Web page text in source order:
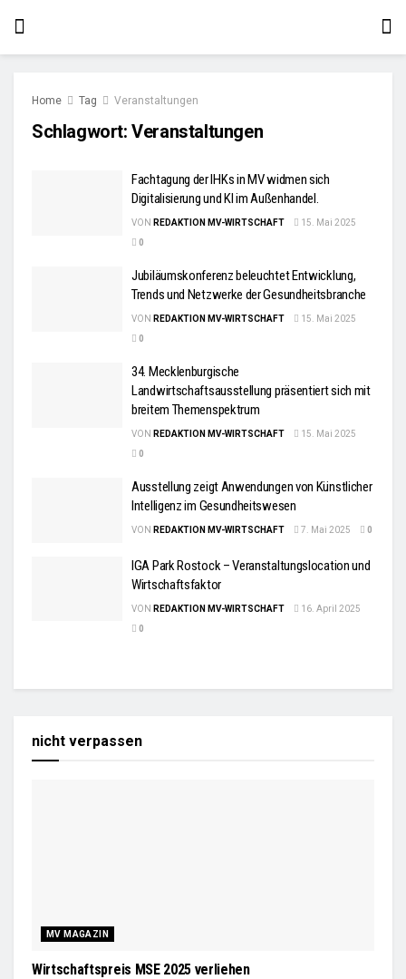
Home Tag Veranstaltungen
Schlagwort:Veranstaltungen
Fachtagung der IHKs in MV widmen sich
Digitalisierung und KI im Außenhandel.
VON REDAKTION MV-WIRTSCHAFT
15. Mai 2025
0
Jubiläumskonferenz beleuchtet Entwicklung,
Trends und Netzwerke der Gesundheitsbranche
VON REDAKTION MV-WIRTSCHAFT
15. Mai 2025
0
34. Mecklenburgische
Landwirtschaftsausstellung präsentiert sich mit
breitem Themenspektrum
VON REDAKTION MV-WIRTSCHAFT
15. Mai 2025
0
Ausstellung zeigt Anwendungen von Künstlicher
Intelligenz im Gesundheitswesen
VON REDAKTION MV-WIRTSCHAFT 7. Mai 2025 0
IGA Park Rostock – Veranstaltungslocation und
Wirtschaftsfaktor
VON REDAKTION MV-WIRTSCHAFT
16. April 2025
0
nicht verpassen
MV MAGAZIN
Wirtschaftspreis MSE 2025 verliehen